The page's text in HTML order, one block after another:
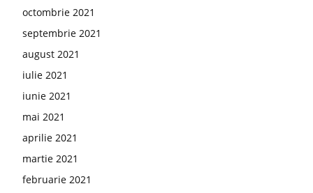
octombrie 2021
septembrie 2021
august 2021
iulie 2021
iunie 2021
mai 2021
aprilie 2021
martie 2021
februarie 2021